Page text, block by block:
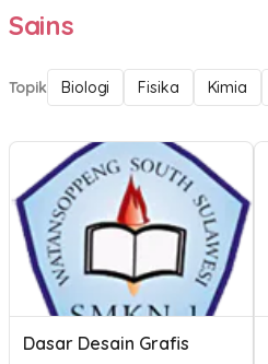
Sains
Topik Biologi Fisika Kimia
Dasar Desain Grafis